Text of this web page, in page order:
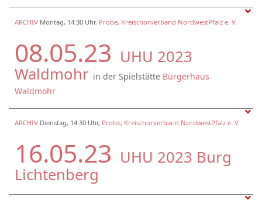
ARCHIV Montag, 14:30 Uhr, Probe, Kreischorverband NordwestPfalz e. V.
08.05.23 UHU 2023
Waldmohr in der Spielstätte Bürgerhaus
Waldmohr
ARCHIV Dienstag, 14:30 Uhr, Probe, Kreischorverband NordwestPfalz e. V.
16.05.23 UHU 2023 Burg
Lichtenberg